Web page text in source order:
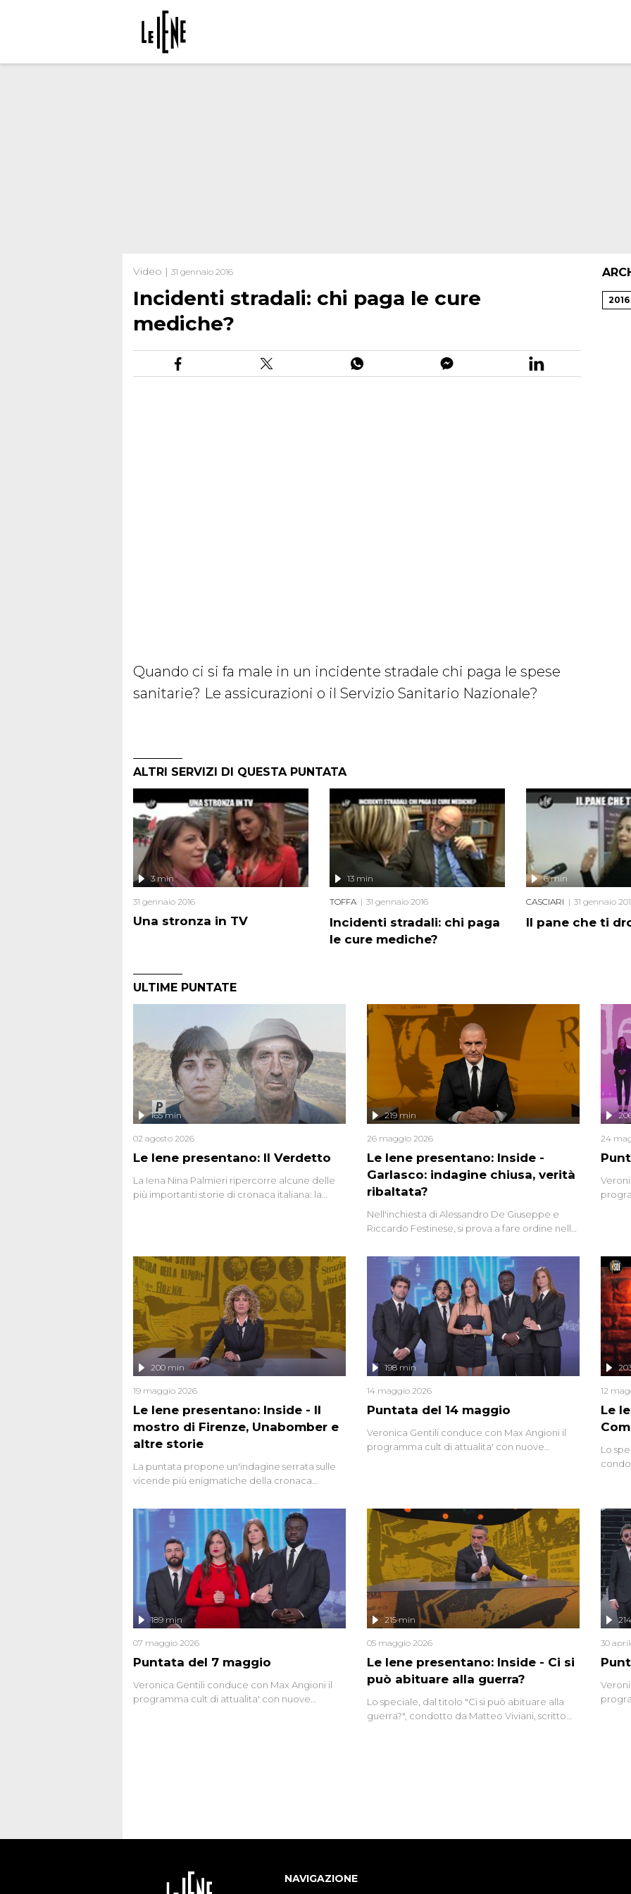
Video | 31 gennaio 2016
Incidenti stradali: chi paga le cure
mediche?
Quando ci si fa male in un incidente stradale chi paga le spese
sanitarie? Le assicurazioni o il Servizio Sanitario Nazionale?
ALTRI SERVIZI DI QUESTA PUNTATA
Una stronza in TV
3 min
31 gennaio 2016
Incidenti stradali: chi paga
le cure mediche?
13 min
TOFFA 31 gennaio 2016
Il pane che ti
6 min
CASCIARI 31 gennaio
2016
ULTIME PUNTATE
Le Iene presentano: Il Verdetto
165 min
02 agosto 2026
La Iena Nina Palmieri ripercorre alcune delle
più importanti storie di cronaca italiana: la
Le Iene presentano: Inside -
Garlasco: indagine chiusa, verità
ribaltata?
219 min
26 maggio 2026
Nell'inchiesta di Alessandro De Giuseppe e
Riccardo Festinese, si prova a fare ordine nella
continuano a emergere attorno a una delle
vicende giudiziarie più discusse degli ultimi
anni. Lo speciale ricostruisce la vicenda
mettendo in fila testimonianze, errori, dettagli
controversi e i protagonisti di un'indagine che
sembra non avere fine.
24
Le Iene presentano: Inside - Il
mostro di Firenze, Unabomber e
altre storie
200 min
19 maggio 2026
La puntata propone un'indagine serrata sulle
vicende più enigmatiche della cronaca
seriale responsabile di decine di attentati tra
gli anni '90 e il 2000 che, inquietantemente,
potrebbe essere ancora in libertà. Lo speciale
affronta inoltre le zone d'ombra sul Mostro di
Firenze, le cui responsabilità appaiono ancora
oggi avvolte in un groviglio di dubbi mai
chiariti. Nel corso dello speciale anche
l'intervista inedita a Olindo Romano, realizzata
ne...
Puntata del 14 maggio
198 min
14 maggio 2026
Veronica Gentili conduce con Max Angioni il
programma cult di attualita' con nuove
Le
12
Lo
e
Puntata del 7 maggio
189 min
07 maggio 2026
Veronica Gentili conduce con Max Angioni il
programma cult di attualita' con nuove
Le Iene presentano: Inside - Ci si
può abituare alla guerra?
215 min
05 maggio 2026
Lo speciale, dal titolo "Ci si può abituare alla
guerra?", condotto da Matteo Viviani, scritto
30
NAVIGAZIONE